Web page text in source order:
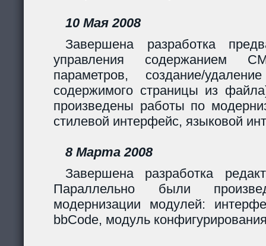
10 Мая 2008
Завершена разработка
управления содержанием
параметров, создание/
содержимого страницы из
произведены работы по
стилевой интерфейс, языковой
8 Марта 2008
Завершена разработка
Параллельно были
модернизации модулей:
bbCode, модуль